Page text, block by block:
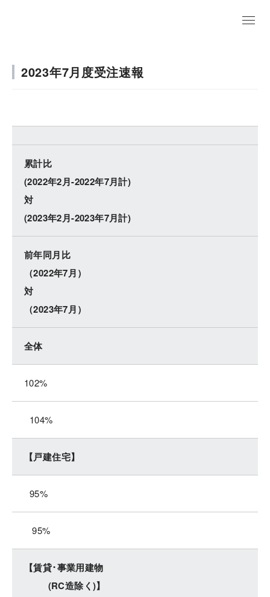
2023年7月度受注速報
累計比
(2022年2月-2022年7月計)
対
(2023年2月-2023年7月計)
前年同月比
（2022年7月）
対
（2023年7月）
全体
102%
104%
【戸建住宅】
95%
95%
【賃貸･事業用建物
(RC造除く)】